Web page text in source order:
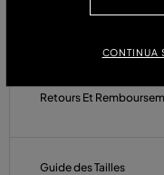
CONTINUA
Retours Et
Guide des Tailles